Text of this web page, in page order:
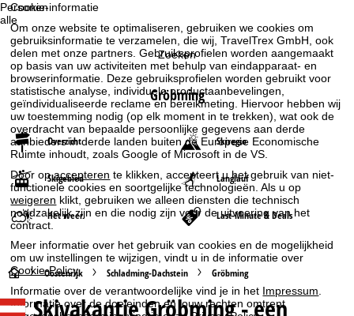
Cookie-informatie
Om onze website te optimaliseren, gebruiken we cookies om
gebruiksinformatie te verzamelen, die wij, TravelTrex GmbH, ook
delen met onze partners. Gebruiksprofielen worden aangemaakt
op basis van uw activiteiten met behulp van eindapparaat- en
browserinformatie. Deze gebruiksprofielen worden gebruikt voor
statistische analyse, individuele productaanbevelingen,
geïndividualiseerde reclame en bereikmeting. Hiervoor hebben wij
uw toestemming nodig (op elk moment in te trekken), wat ook de
overdracht van bepaalde persoonlijke gegevens aan derde
aanbieders in derde landen buiten de Europese Economische
Ruimte inhoudt, zoals Google of Microsoft in de VS.
Door opaccepteren te klikken, accepteert u het gebruik van niet-
functionele cookies en soortgelijke technologieën. Als u op
weigeren klikt, gebruiken we alleen diensten die technisch
noodzakelijk zijn en die nodig zijn voor de uitvoering van het
contract.
Meer informatie over het gebruik van cookies en de mogelijkheid
om uw instellingen te wijzigen, vindt u in de informatie over
Cookie-Policy.
Informatie over de verantwoordelijke vind je in het Impressum
Informatie over de doeleinden en jouw rechten omtrent
Personen
alle
Zoeken
Gröbming
Overzicht Skiregio
Skigebied Langlauf
Het weer Last-Minute & Deals
S
t
Oostenrijk Schladming-Dachstein Gröbming
Skivakantie Gröbming - een